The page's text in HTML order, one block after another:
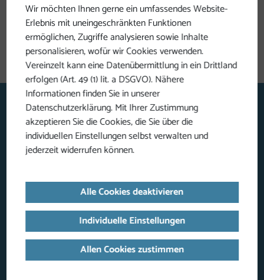
Hier geht's zum Video
auf auf
Impressum
Datenschutz(neues Fenster)
Platzordnung
Barrierefreiheitserklärung
Wir möchten Ihnen gerne ein umfassendes Website-
Erlebnis mit uneingeschränkten Funktionen
ermöglichen, Zugriffe analysieren sowie Inhalte
personalisieren, wofür wir Cookies verwenden.
Vereinzelt kann eine Datenübermittlung in ein Drittland
erfolgen (Art. 49 (1) lit. a DSGVO). Nähere
Informationen finden Sie in unserer
Datenschutzerklärung. Mit Ihrer Zustimmung
akzeptieren Sie die Cookies, die Sie über die
individuellen Einstellungen selbst verwalten und
jederzeit widerrufen können.
Alle Cookies deaktivieren
Individuelle Einstellungen
Allen Cookies zustimmen